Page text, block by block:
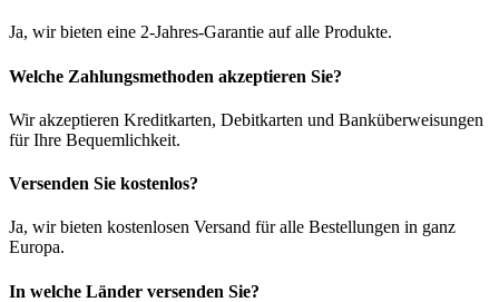
Ja, wir bieten eine 2-Jahres-Garantie auf alle Produkte.
Welche Zahlungsmethoden akzeptieren Sie?
Wir akzeptieren Kreditkarten, Debitkarten und Banküberweisungen
für Ihre Bequemlichkeit.
Versenden Sie kostenlos?
Ja, wir bieten kostenlosen Versand für alle Bestellungen in ganz
Europa.
In welche Länder versenden Sie?